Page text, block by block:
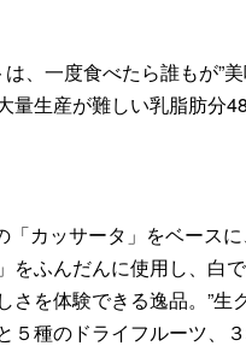
、一度食べたら誰もが”
量生産が難しい乳脂肪分
「カッサータ」をベース
をふんだんに使用し、白
さを体験できる逸品。”生
５種のドライフルーツ、